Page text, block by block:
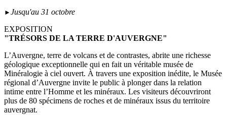
► Jusqu'au 31 octobre
EXPOSITION
"TRÉSORS DE LA TERRE D'AUVERGNE"
L’Auvergne, terre de volcans et de contrastes, abrite une richesse
géologique exceptionnelle qui en fait un véritable musée de
Minéralogie à ciel ouvert. À travers une exposition inédite, le Musée
régional d’Auvergne invite le public à plonger dans la relation
intime entre l’Homme et les minéraux. Les visiteurs découvriront
plus de 80 spécimens de roches et de minéraux issus du territoire
auvergnat.